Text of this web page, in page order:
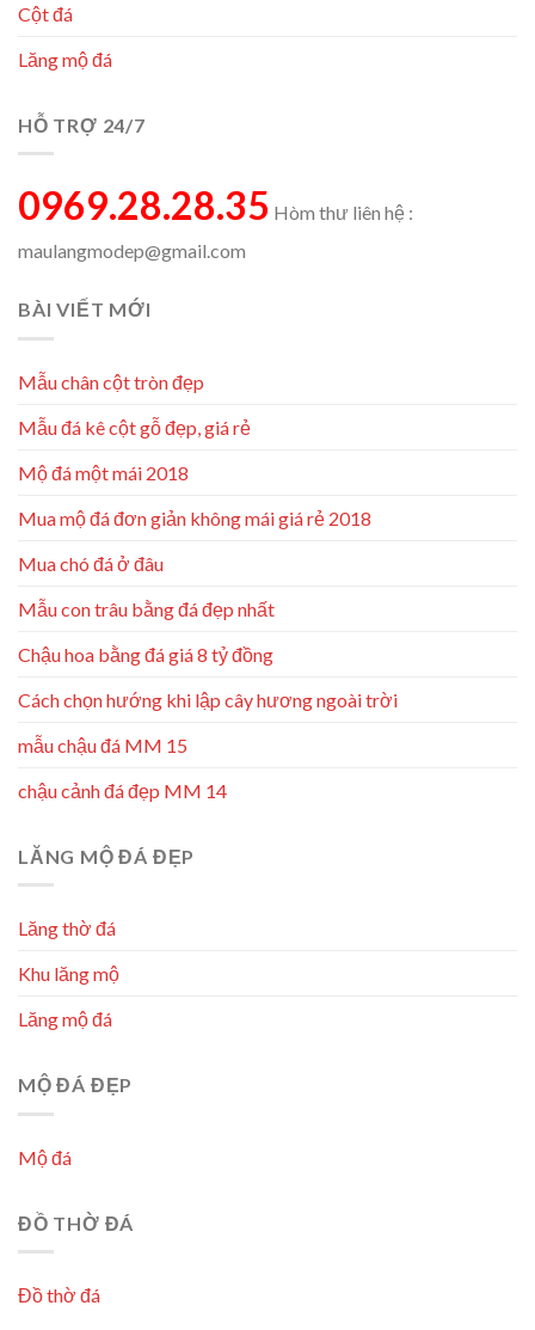
Cột đá
Lăng mộ đá
HỖ TRỢ 24/7
0969.28.28.35 Hòm thư liên hệ :
maulangmodep@gmail.com
BÀI VIẾT MỚI
Mẫu chân cột tròn đẹp
Mẫu đá kê cột gỗ đẹp, giá rẻ
Mộ đá một mái 2018
Mua mộ đá đơn giản không mái giá rẻ 2018
Mua chó đá ở đâu
Mẫu con trâu bằng đá đẹp nhất
Chậu hoa bằng đá giá 8 tỷ đồng
Cách chọn hướng khi lập cây hương ngoài trời
mẫu chậu đá MM 15
chậu cảnh đá đẹp MM 14
LĂNG MỘ ĐÁ ĐẸP
Lăng thờ đá
Khu lăng mộ
Lăng mộ đá
MỘ ĐÁ ĐẸP
Mộ đá
ĐỒ THỜ ĐÁ
Đồ thờ đá